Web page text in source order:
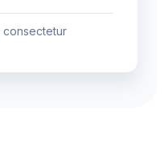
consectetur